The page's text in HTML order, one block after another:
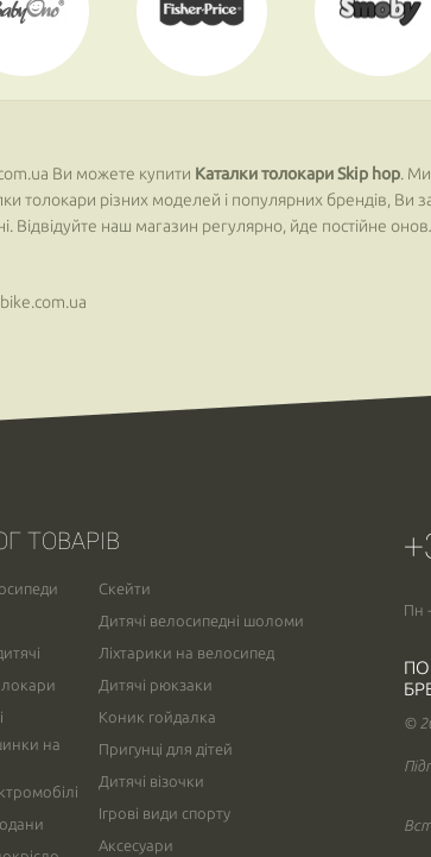
Ви можете купити Каталки толокари Skip hop.
толокари різних моделей і популярних брендів,
Відвідуйте наш магазин регулярно, йде постійне
ТОВАРІВ
на
Скейти
Дитячі велосипедні шоломи
Ліхтарики на велосипед
Дитячі рюкзаки
Коник гойдалка
Пригунці для дітей
Дитячі візочки
Ігрові види спорту
Аксесуари
Пн
©